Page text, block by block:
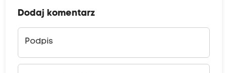
Dodaj komentarz
Podpis